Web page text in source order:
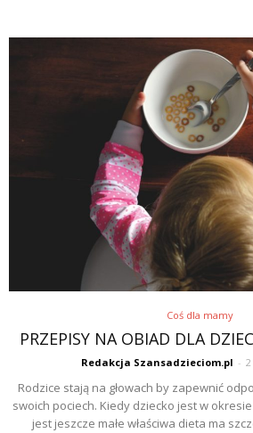
Coś dla mamy
PRZEPISY NA OBIAD DLA
Redakcja Szansadzieciom.pl -
Rodzice stają na głowach by zapewnić
swoich pociech. Kiedy dziecko jest w
jest jeszcze małe właściwa dieta ma